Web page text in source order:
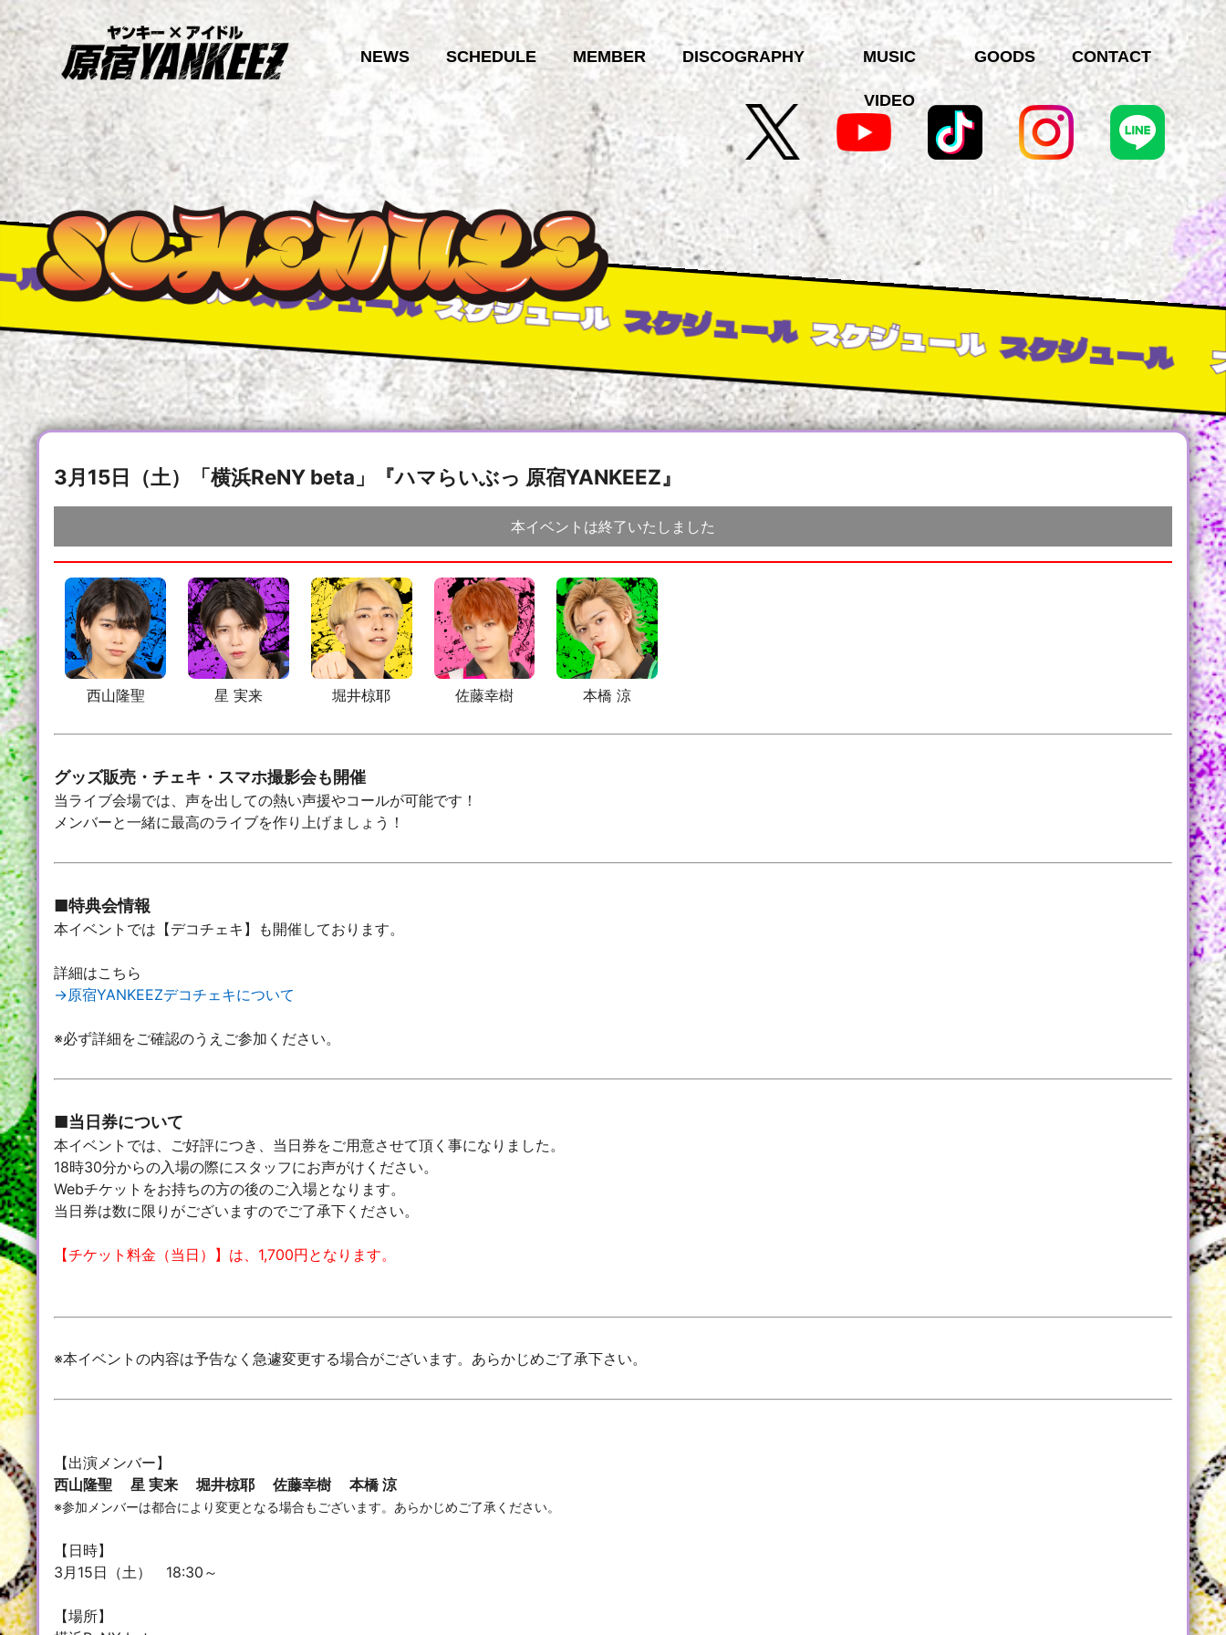
NEWS SCHEDULE MEMBER DISCOGRAPHY MUSIC
VIDEO
GOODS CONTACT
ケジュール スケジュール スケジュール スケジュール スケジュール スケジュール スケ
3月15日（土）「横浜ReNY beta」『ハマらいぶっ 原宿YANKEEZ』
本イベントは終了いたしました
西山隆聖 星 実来 堀井椋耶 佐藤幸樹 本橋 涼
グッズ販売・チェキ・スマホ撮影会も開催
当ライブ会場では、声を出しての熱い声援やコールが可能です！
メンバーと一緒に最高のライブを作り上げましょう！
■特典会情報
本イベントでは【デコチェキ】も開催しております。
詳細はこちら
→原宿YANKEEZデコチェキについて
※必ず詳細をご確認のうえご参加ください。
■当日券について
本イベントでは、ご好評につき、当日券をご用意させて頂く事になりました。
18時30分からの入場の際にスタッフにお声がけください。
Webチケットをお持ちの方の後のご入場となります。
当日券は数に限りがございますのでご了承下ください。
【チケット料金（当日）】は、1,700円となります。
※本イベントの内容は予告なく急遽変更する場合がございます。あらかじめご了承下さい。
【出演メンバー】
西山隆聖 星 実来 堀井椋耶 佐藤幸樹 本橋 涼
※参加メンバーは都合により変更となる場合もございます。あらかじめご了承ください。
【日時】
3月15日（土） 18:30～
【場所】